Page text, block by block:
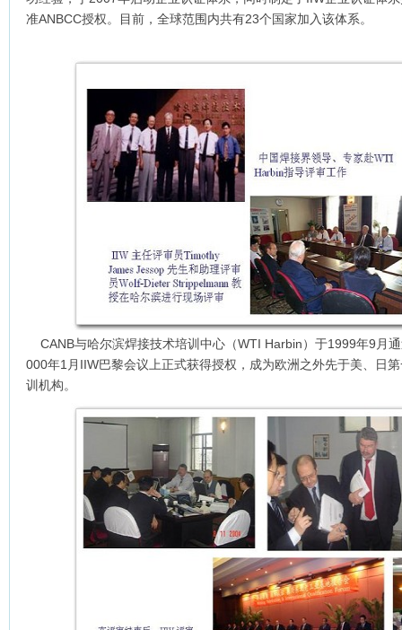
准ANBCC授权。目前，全球范围内共有23个国家加入该体系。
CANB与哈尔滨焊接技术培训中心（WTI Harbin）于1999年9月
000年1月IIW巴黎会议上正式获得授权，成为欧洲之外先于美、日
训机构。